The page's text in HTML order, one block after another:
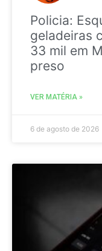
Policia:
geladeiras
33 mil em
preso
VER MATÉRIA »
6 de agosto de 2026